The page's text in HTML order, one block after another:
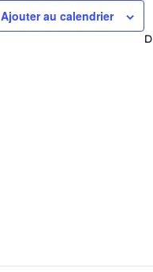
Ajouter au calendrier